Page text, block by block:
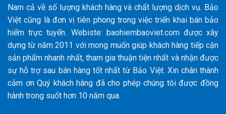
Nam cả về số lượng khách hàng và chất lượng dịch vụ. Bảo
Việt cũng là đơn vị tiên phong trong việc triển khai bán bảo
hiểm trực tuyến. Webiste: baohiembaoviet.com được xây
dựng từ năm 2011 với mong muốn giúp khách hàng tiếp cận
sản phẩm nhanh nhất, tham gia thuận tiện nhất và nhận được
sự hỗ trợ sau bán hàng tốt nhất từ Bảo Việt. Xin chân thành
cảm ơn Quý khách hàng đã cho phép chúng tôi được đồng
hành trong suốt hơn 10 năm qua.